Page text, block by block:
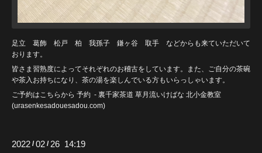
足立 葛飾 松戸 柏 我孫子 鎌ヶ谷 取手 などからも来ていただいて
おります。
皆さま習熟度によってそれぞれのお稽古をしています。また、ご自分の茶碗
や茶入お持ちになり、茶の湯を楽しんでいる方もいらっしゃいます。
ご予約はこちらから 予約 - 裏千家茶道 草月流いけばな 北小金教室
(urasenkesadouesadou .com)
2022 /02 / 26 14:19